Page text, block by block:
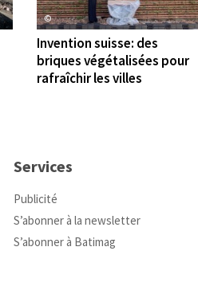
©
Invention suisse: des
briques végétalisées pour
rafraîchir les villes
Services
Publicité
S’abonner à la newsletter
S’abonner à Batimag